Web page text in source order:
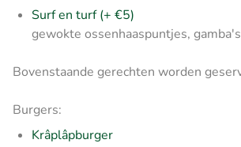
Surf en turf (+ €5)
gewokte ossenhaaspuntjes,
Bovenstaande gerechten worden
Burgers:
Krâplâpburger